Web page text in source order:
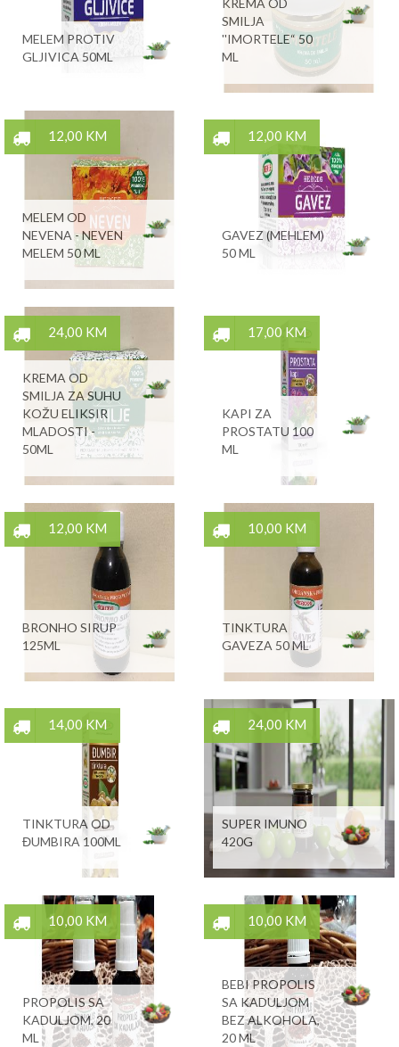
MELEM PROTIV
GLJIVICA 50ML
KREMA OD
SMILJA
''IMORTELE“ 50
ML
12,00 KM
MELEM OD
NEVENA - NEVEN
MELEM 50 ML
12,00 KM
GAVEZ (MEHLEM)
50 ML
24,00 KM
KREMA OD
SMILJA ZA SUHU
KOŽU ELIKSIR
MLADOSTI -
50ML
17,00 KM
KAPI ZA
PROSTATU 100
ML
12,00 KM
BRONHO SIRUP
125ML
10,00 KM
TINKTURA
GAVEZA 50 ML
14,00 KM
TINKTURA OD
ĐUMBIRA 100ML
24,00 KM
SUPER IMUNO
420G
10,00 KM
PROPOLIS SA
KADULJOM, 20
ML
10,00 KM
BEBI PROPOLIS
SA KADULJOM
BEZ ALKOHOLA,
20 ML